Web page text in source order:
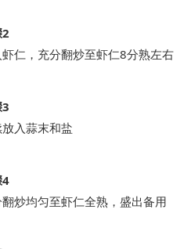
虾仁，充分翻炒至虾仁8分熟左右
入蒜末和盐
4
翻炒均匀至虾仁全熟，盛出备用